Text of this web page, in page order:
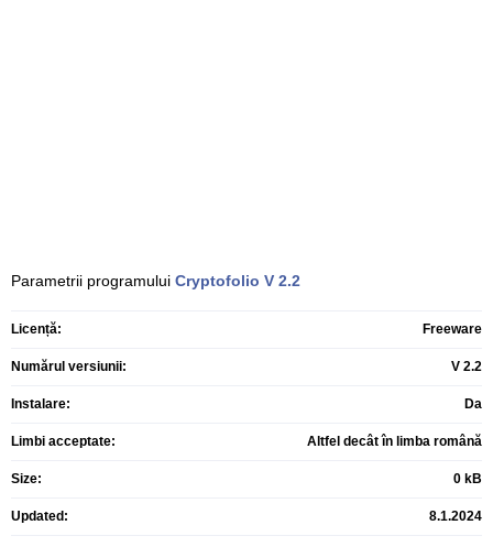
Parametrii programului Cryptofolio V 2.2
Licență: Freeware
Numărul versiunii: V 2.2
Instalare: Da
Limbi acceptate: Altfel decât în limba română
Size: 0 kB
Updated: 8.1.2024